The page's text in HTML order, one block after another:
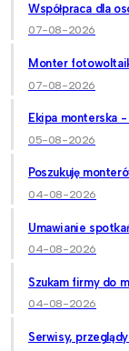
Współpraca dla
07-08-2026
Monter
07-08-2026
Ekipa monterska
05-08-2026
Poszukuję
04-08-2026
Umawianie
04-08-2026
Szukam firmy do
04-08-2026
Serwisy,